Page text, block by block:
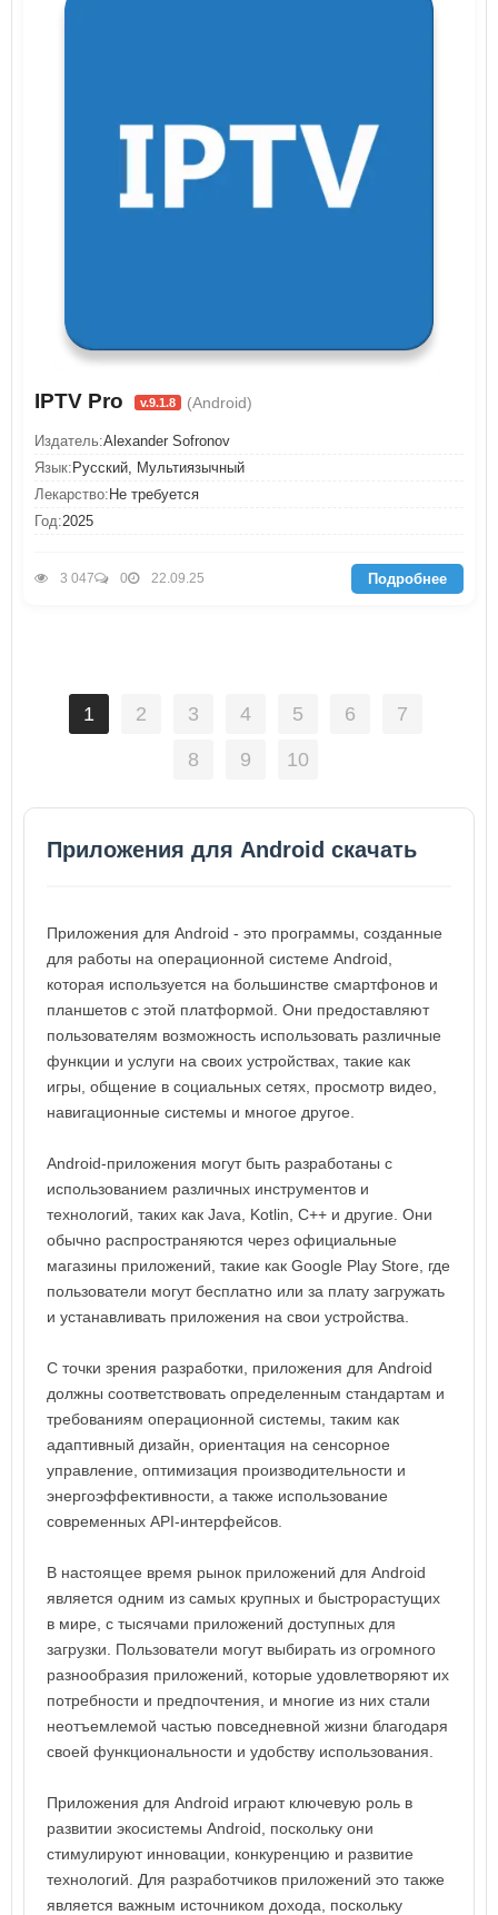
IPTV Pro v.9.1.8 (Android)
Издатель:Alexander Sofronov
Язык: Русский, Мультиязычный
Лекарство: Не требуется
Год:2025
3 047 0 22.09.25 Подробнее
1 2 3 4 5 6 7
8 9 10
Приложения для Android скачать
Приложения для Android - это программы, созданные
для работы на операционной системе Android,
которая используется на большинстве смартфонов и
планшетов с этой платформой. Они предоставляют
пользователям возможность использовать различные
функции и услуги на своих устройствах, такие как
игры, общение в социальных сетях, просмотр видео,
навигационные системы и многое другое.
Android-приложения могут быть разработаны с
использованием различных инструментов и
технологий, таких как Java, Kotlin, C++ и другие. Они
обычно распространяются через официальные
магазины приложений, такие как Google Play Store, где
пользователи могут бесплатно или за плату загружать
и устанавливать приложения на свои устройства.
С точки зрения разработки, приложения для Android
должны соответствовать определенным стандартам и
требованиям операционной системы, таким как
адаптивный дизайн, ориентация на сенсорное
управление, оптимизация производительности и
энергоэффективности, а также использование
современных API-интерфейсов.
В настоящее время рынок приложений для Android
является одним из самых крупных и быстрорастущих
в мире, с тысячами приложений доступных для
загрузки. Пользователи могут выбирать из огромного
разнообразия приложений, которые удовлетворяют их
потребности и предпочтения, и многие из них стали
неотъемлемой частью повседневной жизни благодаря
своей функциональности и удобству использования.
Приложения для Android играют ключевую роль в
развитии экосистемы Android, поскольку они
стимулируют инновации, конкуренцию и развитие
технологий. Для разработчиков приложений это также
является важным источником дохода, поскольку